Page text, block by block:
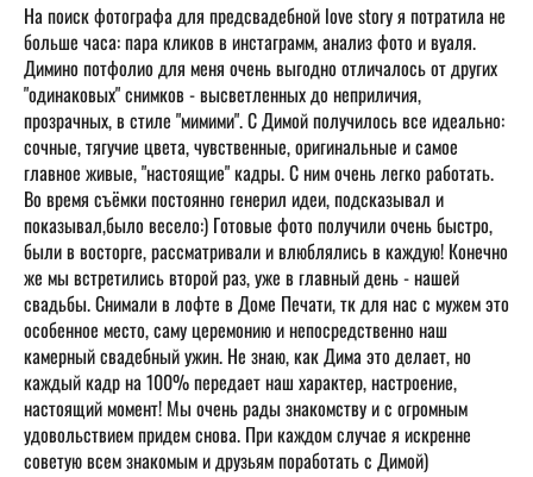
На поиск фотографа для предсвадебной love story я потратила не
больше часа: пара кликов в инстаграмм, анализ фото и вуаля.
Димино потфолио для меня очень выгодно отличалось от других
"одинаковых" снимков - высветленных до неприличия,
прозрачных, в стиле "мимими". С Димой получилось все идеально:
сочные, тягучие цвета, чувственные, оригинальные и самое
главное живые, "настоящие" кадры. С ним очень легко работать.
Во время съёмки постоянно генерил идеи, подсказывал и
показывал,было весело:) Готовые фото получили очень быстро,
были в восторге, рассматривали и влюблялись в каждую! Конечно
же мы встретились второй раз, уже в главный день - нашей
свадьбы. Снимали в лофте в Доме Печати, тк для нас с мужем это
особенное место, саму церемонию и непосредственно наш
камерный свадебный ужин. Не знаю, как Дима это делает, но
каждый кадр на 100% передает наш характер, настроение,
настоящий момент! Мы очень рады знакомству и с огромным
удовольствием придем снова. При каждом случае я искренне
советую всем знакомым и друзьям поработать с Димой)